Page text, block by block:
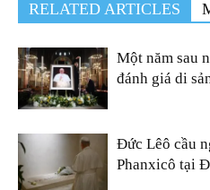
RELATED ARTICLES
Một năm sau
đánh giá di
Đức Lêô cầu
Phanxicô tại